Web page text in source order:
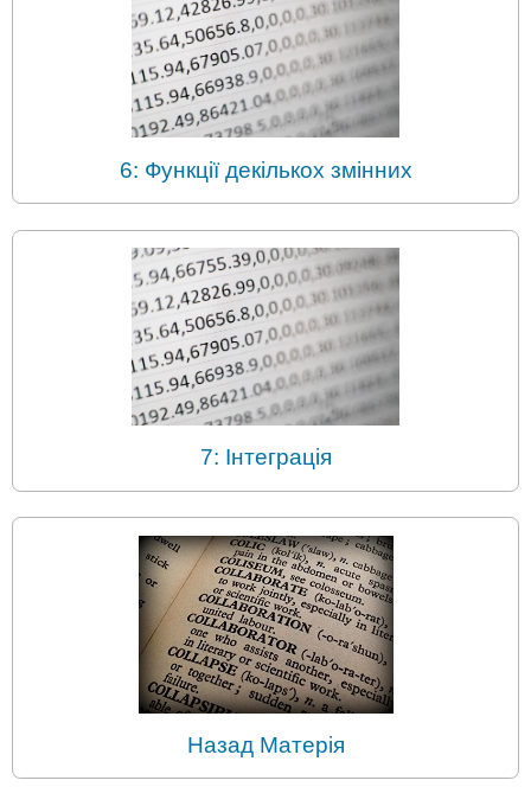
6: Функції декількох змінних
7: Інтеграція
Назад Матерія